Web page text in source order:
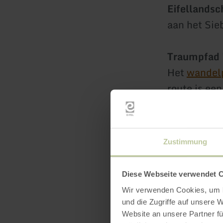
Zustimmung
Diese Webseite verwendet
Wir verwenden Cookies,
und die Zugriffe auf unsere
Website an unsere Partner
aan het
Traumpfad
Het
route is
Opmerking:
De
Door
op de